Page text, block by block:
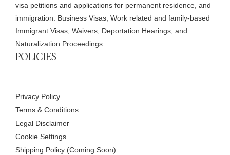
visa petitions and applications for permanent residence, and
immigration. Business Visas, Work related and family-based
Immigrant Visas, Waivers, Deportation Hearings, and
Naturalization Proceedings.
POLICIES
Privacy Policy
Terms & Conditions
Legal Disclaimer
Cookie Settings
Shipping Policy (Coming Soon)